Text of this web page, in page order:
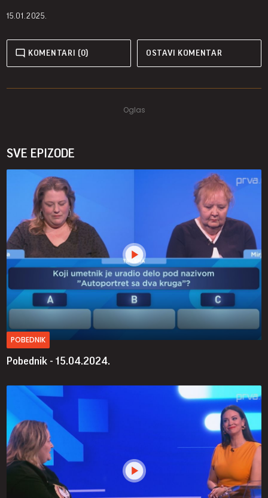
15.01.2025.
KOMENTARI (0) OSTAVI KOMENTAR
SVE EPIZODE
POBEDNIK
Pobednik - 15.04.2024.